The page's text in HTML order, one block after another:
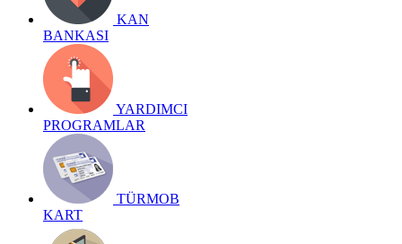
KAN
BANKASI
YARDIMCI
PROGRAMLAR
TÜRMOB
KART